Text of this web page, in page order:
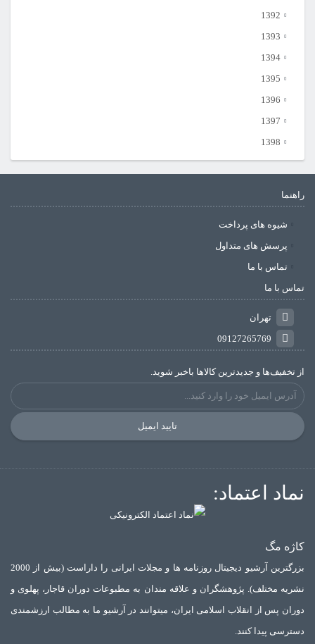
1392
1393
1394
1395
1396
1397
1398
راهنما
شیوه های پرداخت
پرسش های متداول
تماس با ما
تماس با ما
تهران
09127265769
از تخفیف‌ها و جدیدترین‌ کالاها باخبر شوید.
تایید ایمیل
نماد اعتماد:
کاژه مگ
بزرگترین آرشیو دیجیتال روزنامه ها و مجلات ایرانی را داراست (بیش از 2000
نشریه مختلف). پژوهشگران و علاقه مندان به مطبوعات دوران قاجار، پهلوی و
دوران پس از انقلاب اسلامی ایران، میتوانند در آرشیو ما به مطالب ارزشمندی
دسترسی پیدا کنند.